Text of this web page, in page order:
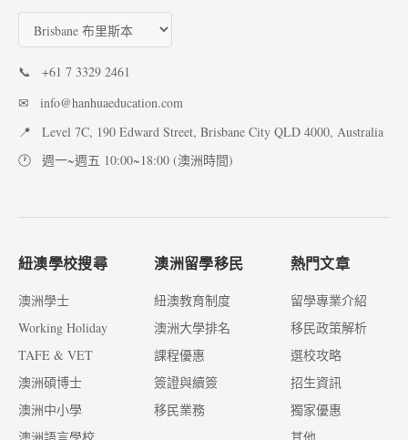
📞
+61 7 3329 2461
✉
info@hanhuaeducation.com
📍
Level 7C, 190 Edward Street, Brisbane City QLD 4000, Australia
🕐
週一~週五 10:00~18:00 (澳洲時間)
紐澳學校搜尋
澳洲學士
Working Holiday
TAFE & VET
澳洲碩博士
澳洲中小學
澳洲語言學校
澳洲留學移民
紐澳教育制度
澳洲大學排名
課程優惠
簽證與續簽
移民業務
熱門文章
留學專業介紹
移民政策解析
選校攻略
招生資訊
獨家優惠
其他